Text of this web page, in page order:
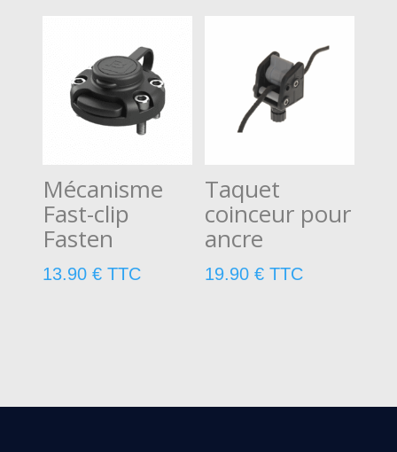
Mécanisme
Fast-clip
Fasten
13.90€ TTC
Taquet
coinceur pour
ancre
19.90€ TTC